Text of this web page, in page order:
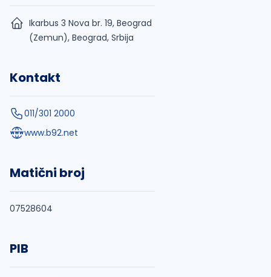
Ikarbus 3 Nova br. 19, Beograd
(Zemun), Beograd, Srbija
Kontakt
011/301 2000
www.b92.net
Matični broj
07528604
PIB